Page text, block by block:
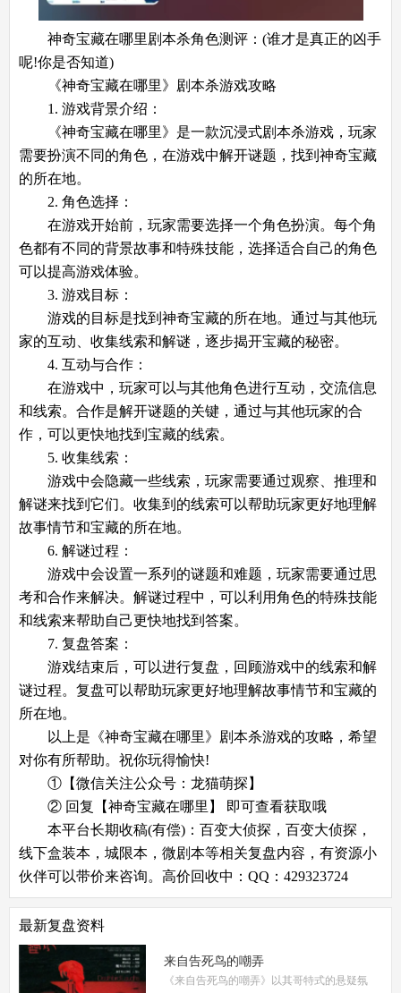
神奇宝藏在哪里剧本杀角色测评：(谁才是真正的凶手
呢!你是否知道)
《神奇宝藏在哪里》剧本杀游戏攻略
1. 游戏背景介绍：
《神奇宝藏在哪里》是一款沉浸式剧本杀游戏，玩家
需要扮演不同的角色，在游戏中解开谜题，找到神奇宝藏
的所在地。
2. 角色选择：
在游戏开始前，玩家需要选择一个角色扮演。每个角
色都有不同的背景故事和特殊技能，选择适合自己的角色
可以提高游戏体验。
3. 游戏目标：
游戏的目标是找到神奇宝藏的所在地。通过与其他玩
家的互动、收集线索和解谜，逐步揭开宝藏的秘密。
4. 互动与合作：
在游戏中，玩家可以与其他角色进行互动，交流信息
和线索。合作是解开谜题的关键，通过与其他玩家的合
作，可以更快地找到宝藏的线索。
5. 收集线索：
游戏中会隐藏一些线索，玩家需要通过观察、推理和
解谜来找到它们。收集到的线索可以帮助玩家更好地理解
故事情节和宝藏的所在地。
6. 解谜过程：
游戏中会设置一系列的谜题和难题，玩家需要通过思
考和合作来解决。解谜过程中，可以利用角色的特殊技能
和线索来帮助自己更快地找到答案。
7. 复盘答案：
游戏结束后，可以进行复盘，回顾游戏中的线索和解
谜过程。复盘可以帮助玩家更好地理解故事情节和宝藏的
所在地。
以上是《神奇宝藏在哪里》剧本杀游戏的攻略，希望
对你有所帮助。祝你玩得愉快!
①【微信关注公众号：龙猫萌探】
② 回复【神奇宝藏在哪里】 即可查看获取哦
本平台长期收稿(有偿)：百变大侦探，百变大侦探，
线下盒装本，城限本，微剧本等相关复盘内容，有资源小
伙伴可以带价来咨询。高价回收中：QQ：429323724
最新复盘资料
来自告死鸟的嘲弄
《来自告死鸟的嘲弄》以其哥特式的悬疑氛